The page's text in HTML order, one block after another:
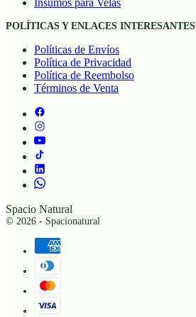
Insumos para Velas
POLÍTICAS Y ENLACES INTERESANTES
Políticas de Envíos
Política de Privacidad
Política de Reembolso
Términos de Venta
Spacio Natural
© 2026 - Spacionatural